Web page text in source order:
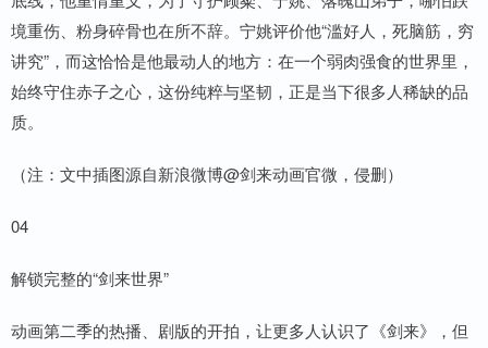
境重伤、粉身碎骨也在所不辞。宁姚评价他“滥好人，死脑筋，穷
讲究”，而这恰恰是他最动人的地方：在一个弱肉强食的世界里，
始终守住赤子之心，这份纯粹与坚韧，正是当下很多人稀缺的品
质。
（注：文中插图源自新浪微博@剑来动画官微，侵删）
04
解锁完整的“剑来世界”
动画第二季的热播、剧版的开拍，让更多人认识了《剑来》，但